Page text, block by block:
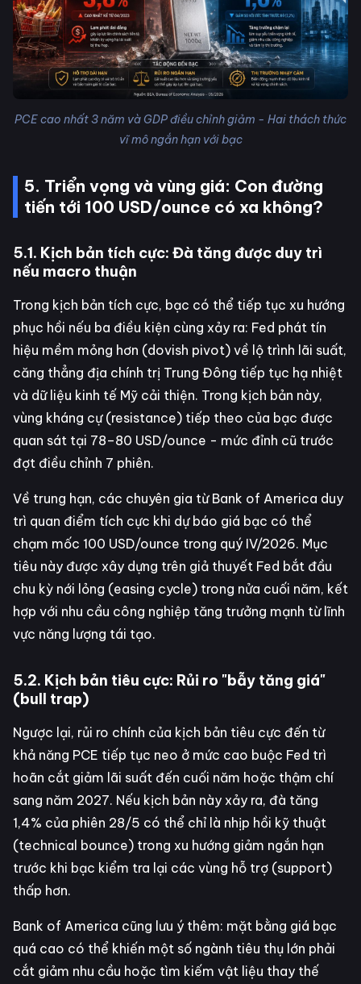
PCE cao nhất 3 năm và GDP điều chỉnh giảm - Hai thách thức
vĩ mô ngắn hạn với bạc
5. Triển vọng và vùng giá: Con đường
tiến tới 100 USD/ounce có xa không?
5.1. Kịch bản tích cực: Đà tăng được duy trì
nếu macro thuận
Trong kịch bản tích cực, bạc có thể tiếp tục xu hướng
phục hồi nếu ba điều kiện cùng xảy ra: Fed phát tín
hiệu mềm mỏng hơn (dovish pivot) về lộ trình lãi suất,
căng thẳng địa chính trị Trung Đông tiếp tục hạ nhiệt
và dữ liệu kinh tế Mỹ cải thiện. Trong kịch bản này,
vùng kháng cự (resistance) tiếp theo của bạc được
quan sát tại 78–80 USD/ounce - mức đỉnh cũ trước
đợt điều chỉnh 7 phiên.
Về trung hạn, các chuyên gia từ Bank of America duy
trì quan điểm tích cực khi dự báo giá bạc có thể
chạm mốc 100 USD/ounce trong quý IV/2026. Mục
tiêu này được xây dựng trên giả thuyết Fed bắt đầu
chu kỳ nới lỏng (easing cycle) trong nửa cuối năm, kết
hợp với nhu cầu công nghiệp tăng trưởng mạnh từ lĩnh
vực năng lượng tái tạo.
5.2. Kịch bản tiêu cực: Rủi ro "bẫy tăng giá"
(bull trap)
Ngược lại, rủi ro chính của kịch bản tiêu cực đến từ
khả năng PCE tiếp tục neo ở mức cao buộc Fed trì
hoãn cắt giảm lãi suất đến cuối năm hoặc thậm chí
sang năm 2027. Nếu kịch bản này xảy ra, đà tăng
1,4% của phiên 28/5 có thể chỉ là nhịp hồi kỹ thuật
(technical bounce) trong xu hướng giảm ngắn hạn
trước khi bạc kiểm tra lại các vùng hỗ trợ (support)
thấp hơn.
Bank of America cũng lưu ý thêm: mặt bằng giá bạc
quá cao có thể khiến một số ngành tiêu thụ lớn phải
cắt giảm nhu cầu hoặc tìm kiếm vật liệu thay thế